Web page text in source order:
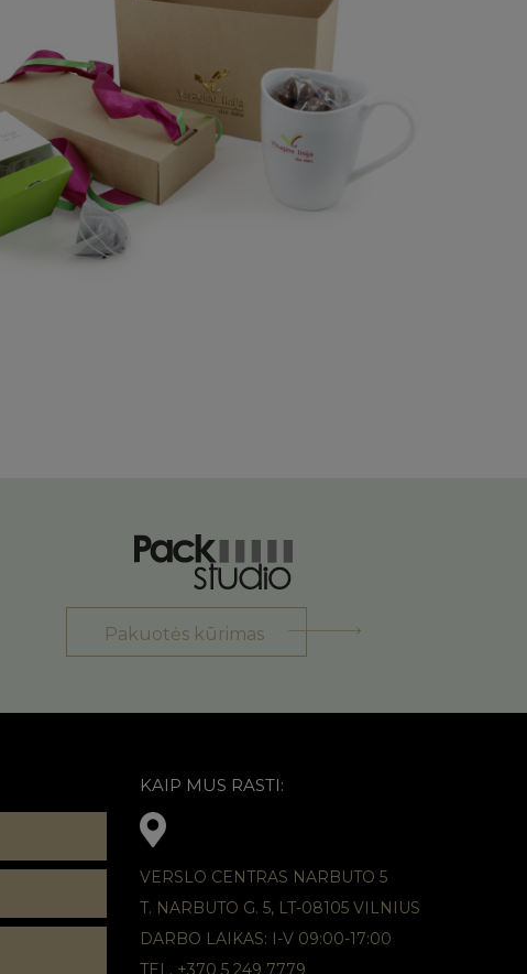
Pakuotės kūrimas
KAIP MUS RASTI:
VERSLO CENTRAS NARBUTO 5
T. NARBUTO G. 5, LT-08105 VILNIUS
DARBO LAIKAS: I-V 09:00-17:00
TEL. +370 5 249 7779